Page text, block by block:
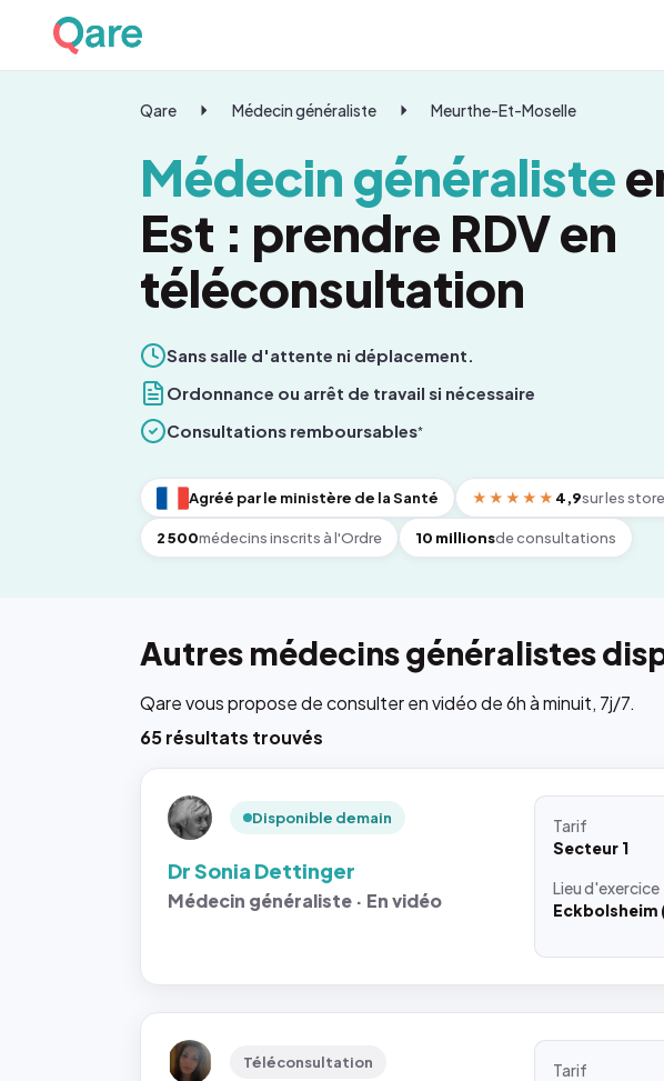
Qare Médecin généraliste Meurthe-Et-Moselle
Médecin généraliste
Est : prendre RDV en
téléconsultation
Sans salle d'attente ni déplacement.
Ordonnance ou arrêt de travail si nécessaire
Consultations remboursables*
Agréé par le ministère de la Santé ★★★★★ 4,9sur les
2 500médecins inscrits à l'Ordre 10 millionsde consultations
Autres médecins généralistes
Qare vous propose de consulter en vidéo de 6h à minuit, 7j/7.
65 résultats trouvés
Disponible demain
Dr Sonia Dettinger
Médecin généraliste · En vidéo
Tarif
Secteur 1
Lieud'exercice
Eckbolsheim
Téléconsultation
Tarif